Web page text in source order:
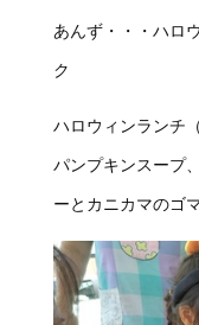
あんず・・・ ハロ
ク
ハロウィンランチ
パンプキンスープ
ーとカニカマのゴ